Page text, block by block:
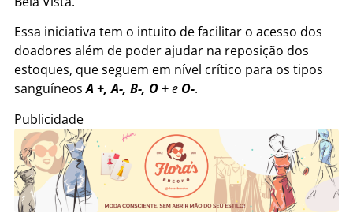
Essa iniciativa tem o intuito de facilitar o acesso dos
doadores além de poder ajudar na reposição dos
estoques, que seguem em nível crítico para os tipos
sanguíneosA +, A-, B-, O +e O-.
Publicidade